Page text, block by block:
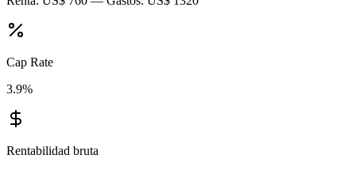
Cap Rate
3.9%
Rentabilidad bruta